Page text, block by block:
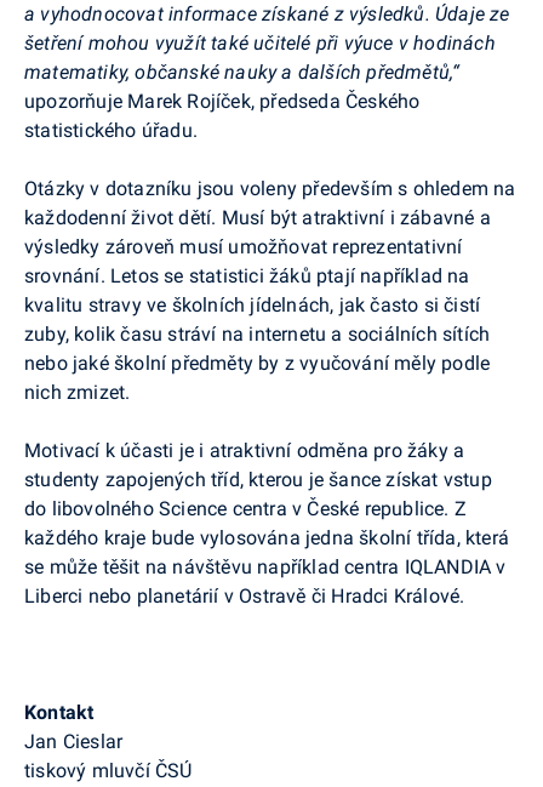
a vyhodnocovat informace získané z výsledků. Údaje ze
šetření mohou využít také učitelé při výuce v hodinách
matematiky, občanské nauky a dalších předmětů,“
upozorňuje Marek Rojíček, předseda Českého
statistického úřadu.
Otázky v dotazníku jsou voleny především s ohledem na
každodenní život dětí. Musí být atraktivní i zábavné a
výsledky zároveň musí umožňovat reprezentativní
srovnání. Letos se statistici žáků ptají například na
kvalitu stravy ve školních jídelnách, jak často si čistí
zuby, kolik času stráví na internetu a sociálních sítích
nebo jaké školní předměty by z vyučování měly podle
nich zmizet.
Motivací k účasti je i atraktivní odměna pro žáky a
studenty zapojených tříd, kterou je šance získat vstup
do libovolného Science centra v České republice. Z
každého kraje bude vylosována jedna školní třída, která
se může těšit na návštěvu například centra IQLANDIA v
Liberci nebo planetárií v Ostravě či Hradci Králové.
Kontakt
Jan Cieslar
tiskový mluvčí ČSÚ